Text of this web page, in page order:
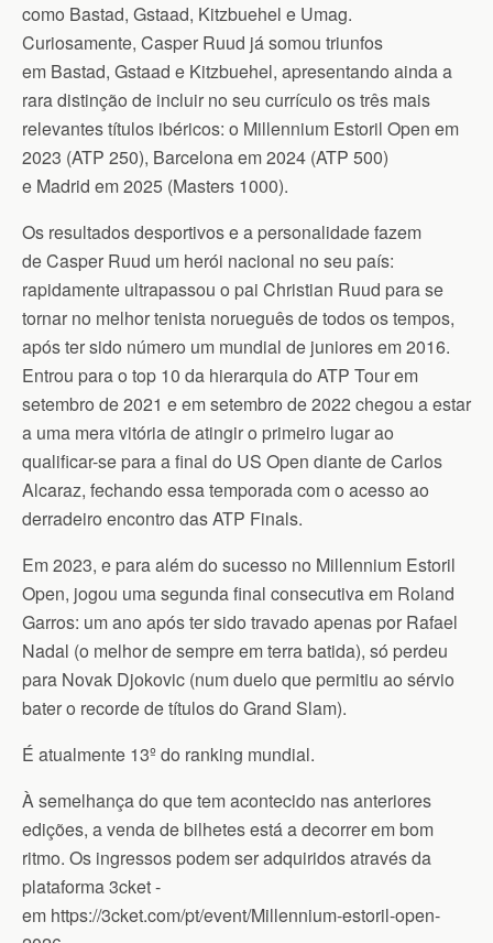
como Bastad, Gstaad, Kitzbuehel e Umag.
Curiosamente, Casper Ruud já somou triunfos
em Bastad, Gstaad e Kitzbuehel, apresentando ainda a
rara distinção de incluir no seu currículo os três mais
relevantes títulos ibéricos: o Millennium Estoril Open em
2023 (ATP 250), Barcelona em 2024 (ATP 500)
e Madrid em 2025 (Masters 1000).
Os resultados desportivos e a personalidade fazem
de Casper Ruud um herói nacional no seu país:
rapidamente ultrapassou o pai Christian Ruud para se
tornar no melhor tenista norueguês de todos os tempos,
após ter sido número um mundial de juniores em 2016.
Entrou para o top 10 da hierarquia do ATP Tour em
setembro de 2021 e em setembro de 2022 chegou a estar
a uma mera vitória de atingir o primeiro lugar ao
qualificar-se para a final do US Open diante de Carlos
Alcaraz, fechando essa temporada com o acesso ao
derradeiro encontro das ATP Finals.
Em 2023, e para além do sucesso no Millennium Estoril
Open, jogou uma segunda final consecutiva em Roland
Garros: um ano após ter sido travado apenas por Rafael
Nadal (o melhor de sempre em terra batida), só perdeu
para Novak Djokovic (num duelo que permitiu ao sérvio
bater o recorde de títulos do Grand Slam).
É atualmente 13º do ranking mundial.
À semelhança do que tem acontecido nas anteriores
edições, a venda de bilhetes está a decorrer em bom
ritmo. Os ingressos podem ser adquiridos através da
plataforma 3cket -
em https://3cket.com/pt/event/Millennium-estoril-open-